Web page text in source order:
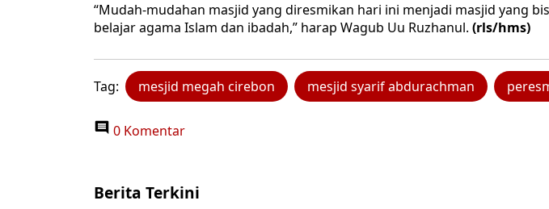
“Mudah-mudahan masjid yang diresmikan hari ini menjadi masjid yang
belajar agama Islam dan ibadah,” harap Wagub Uu Ruzhanul. (rls/hms)
Tag: mesjid megah cirebon mesjid syarif abdurachman
0 Komentar
Berita Terkini